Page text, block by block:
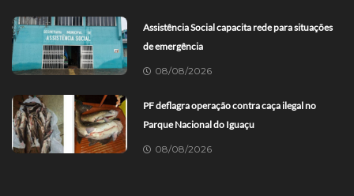
Assistência Social capacita rede para situações
de emergência
08/08/2026
PF deflagra operação contra caça ilegal no
Parque Nacional do Iguaçu
08/08/2026